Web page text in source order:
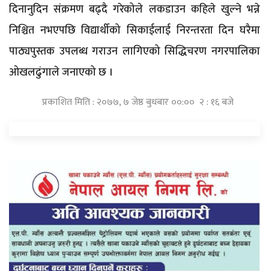
दिनानुदिन संक्रमण बढ्दै गरेकोले लकडाउन कहिले खुल्ने भन्ने
निश्चित नभएपछि विद्यार्थीको सिकाईलाई निरन्तरता दिन घरैमा
पाठ्यपुस्तक उपलब्ध गराउन लागिएको सिद्धिचरण नगरपालिका
ओखलढुंगाले जनाएको छ ।
प्रकाशित मिति : २०७७, ७ जेष्ठ बुधबार ००:०० २ : १६ बजे